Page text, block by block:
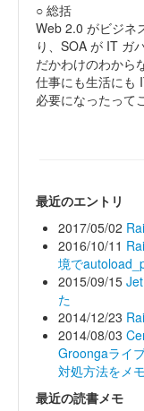
○ 総括
Web 2.0 がビジネ
り、SOA が IT ガ
だかわけのわから
仕事にも生活にも
必要になったって
最近のエントリ
2017/05/02
2016/10/11
境で
2015/09/15
た
2014/12/23
2014/08/03
Groongaライ
対処方法をメモ
最近の読書メモ